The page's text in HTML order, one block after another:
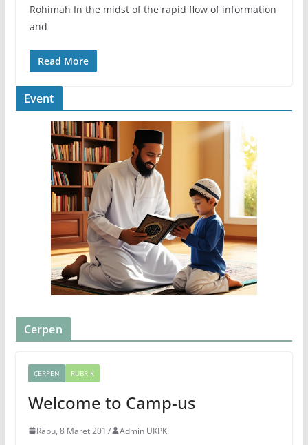
Rohimah In the midst of the rapid flow of information
and
Read More
Event
Cerpen
CERPEN RUBRIK
Welcome to Camp-us
Rabu, 8 Maret 2017 Admin UKPK